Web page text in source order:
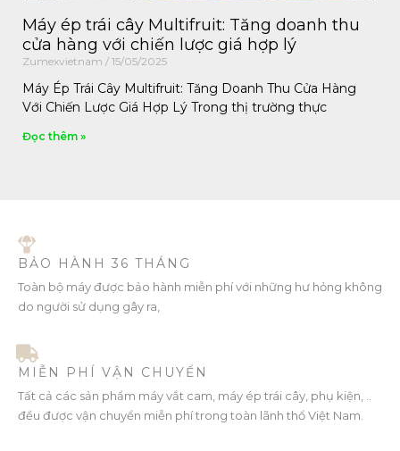
Máy ép trái cây Multifruit: Tăng doanh thu
cửa hàng với chiến lược giá hợp lý
Zumexvietnam 15/05/2025
Máy Ép Trái Cây Multifruit: Tăng Doanh Thu Cửa Hàng
Với Chiến Lược Giá Hợp Lý Trong thị trường thực
Đọc thêm »
BẢO HÀNH 36 THÁNG
Toàn bộ máy được bảo hành miễn phí với những hư hỏng không
do người sử dụng gây ra,
MIỄN PHÍ VẬN CHUYỂN
Tất cả các sản phẩm máy vắt cam, máy ép trái cây, phụ kiện, ..
đều được vận chuyển miễn phí trong toàn lãnh thổ Việt Nam.